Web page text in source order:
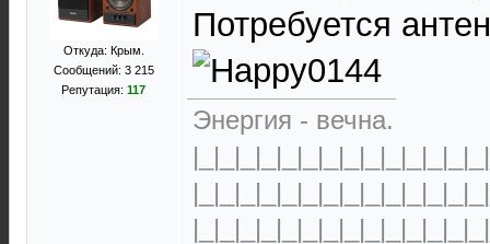
Откуда: Крым.
Сообщений: 3 215
Репутация: 117
Потребуется
Энергия - вечна.